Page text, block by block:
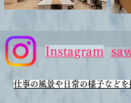
​Instagram
仕事の風景や日常の様子などを